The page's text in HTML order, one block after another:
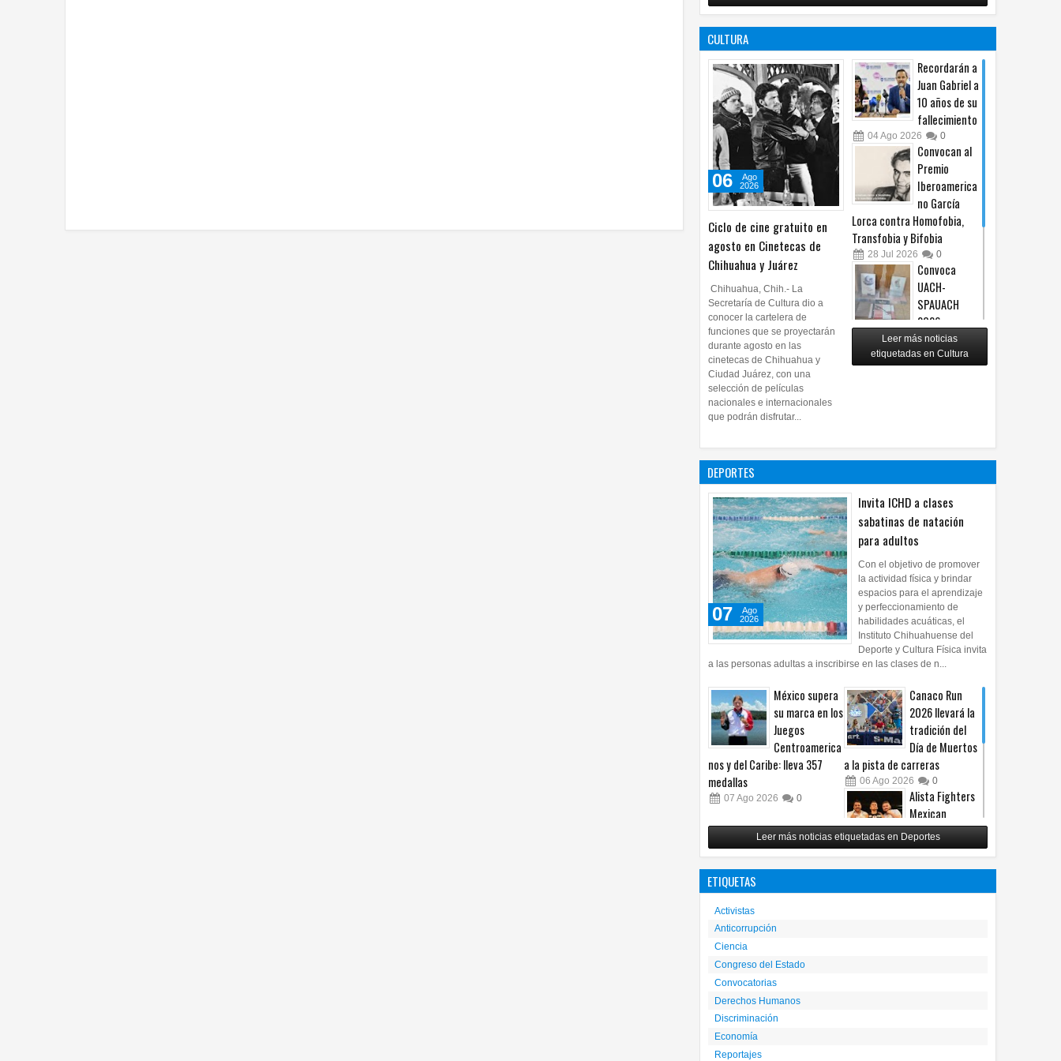
no es censura,
es un principio
constitucional: González
05Ago 2026 0
programa de
afiliación del
05Ago 2026
CULTURA
Ciclo de cine gratuito en
agosto en Cinetecas de
Chihuahua y Juárez
06
Ago
2026
Chihuahua, Chih.- La
Secretaría de Cultura dio a
conocer la cartelera de
funciones que se proyectarán
durante agosto en las
cinetecas de Chihuahua y
Ciudad Juárez, con una
selección de películas
nacionales e internacionales
que podrán disfrutar...
Recordarán a
Juan Gabriel a
10 años de su
fallecimiento
04Ago 2026 0
Convocan al
Premio
Iberoamerica
no García
Lorca contra Homofobia,
Transfobia y Bifobia
28 Jul 2026 0
Convoca
UACH-
SPAUACH
2026 a
publicar textos académicos
28 Jul 2026 0
Copian
Leer más noticias
etiquetadas en Cultura
DEPORTES
Invita ICHD a clases
sabatinas de natación
para adultos
07
Ago
2026
Con el objetivo de promover
la actividad física y brindar
espacios para el aprendizaje
y perfeccionamiento de
habilidades acuáticas, el
Instituto Chihuahuense del
Deporte y Cultura Física invita
a las personas adultas a inscribirse en las clases de n...
México supera
su marca en los
Juegos
Centroamerica
nos y del Caribe: lleva 357
medallas
07 Ago 2026 0
Canaco Run
2026 llevará la
tradición del
Día de Muertos
a la pista de carreras
06 Ago 2026 0
Alista Fighters
Mexican
Promotions
posible regreso
con peleas en jaula
Reunirá Box de
peleadores de
municipios este fin de semana
30 Jul 2026
Leer más noticias etiquetadas en Deportes
ETIQUETAS
Activistas
Anticorrupción
Ciencia
Congreso del Estado
Convocatorias
Derechos Humanos
Discriminación
Economía
Reportajes